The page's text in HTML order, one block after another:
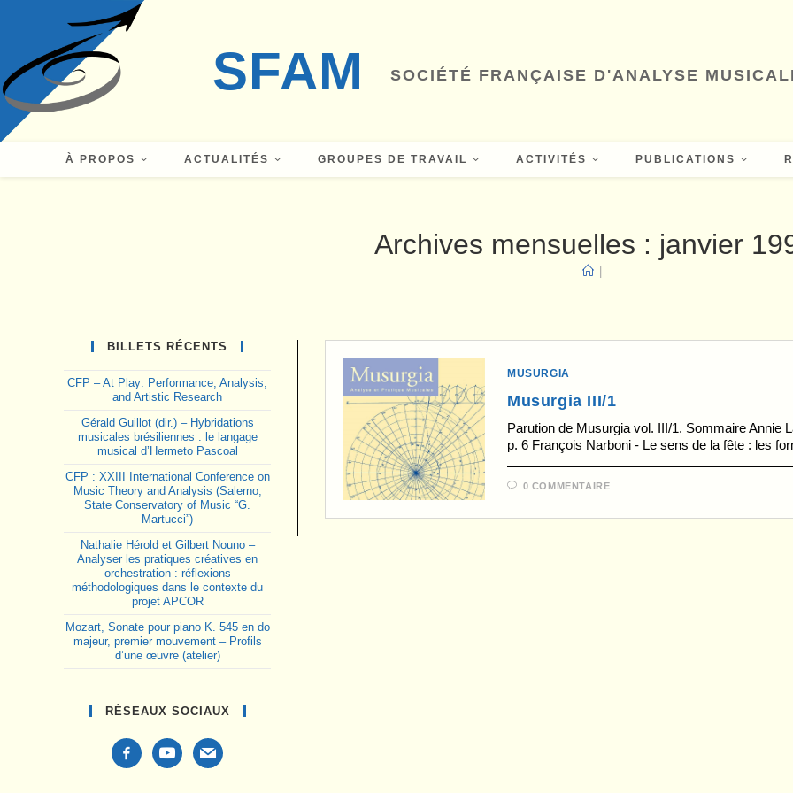
content
SFAM SOCIÉTÉ FRANÇAISE D'ANALYSE
À PROPOS ACTUALITÉS GROUPES DE TRAVAIL ACTIVITÉS PUBLICATIONS
Archives mensuelles : janvier
MUSURGIA
Musurgia III/1
Parution de Musurgia vol. III/1. Sommaire Annie
p. 6 François Narboni - Le sens de la fête : les
0 COMMENTAIRE
BILLETS RÉCENTS
CFP – At Play: Performance, Analysis,
and Artistic Research
Gérald Guillot (dir.) – Hybridations
musicales brésiliennes : le langage
musical d’Hermeto Pascoal
CFP : XXIII International Conference on
Music Theory and Analysis (Salerno,
State Conservatory of Music “G.
Martucci”)
Nathalie Hérold et Gilbert Nouno –
Analyser les pratiques créatives en
orchestration : réflexions
méthodologiques dans le contexte du
projet APCOR
Mozart, Sonate pour piano K. 545 en do
majeur, premier mouvement – Profils
d’une œuvre (atelier)
RÉSEAUX SOCIAUX
facebook-
alt
youtubemail